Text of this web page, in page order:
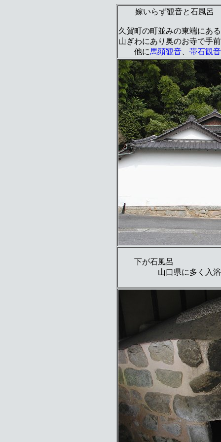
嫁いらず観音と石
久賀町の町並みの東端にある
山ぎわにあり奥のお寺で手
他に馬頭観音 帯石観音
下が石風呂
山口県に多く入浴す